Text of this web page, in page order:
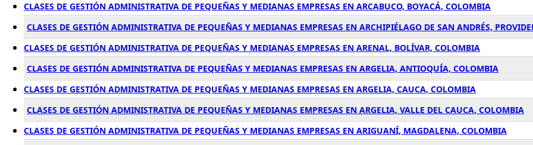
CLASES DE GESTIÓN ADMINISTRATIVA DE PEQUEÑAS Y MEDIANAS EMPRESAS EN ARCABUCO, BOYACÁ, COLOMBIA
CLASES DE GESTIÓN ADMINISTRATIVA DE PEQUEÑAS Y MEDIANAS EMPRESAS EN ARCHIPIÉLAGO DE SAN ANDRÉS,
CLASES DE GESTIÓN ADMINISTRATIVA DE PEQUEÑAS Y MEDIANAS EMPRESAS EN ARENAL, BOLÍVAR, COLOMBIA
CLASES DE GESTIÓN ADMINISTRATIVA DE PEQUEÑAS Y MEDIANAS EMPRESAS EN ARGELIA, ANTIOQUÍA, COLOMBIA
CLASES DE GESTIÓN ADMINISTRATIVA DE PEQUEÑAS Y MEDIANAS EMPRESAS EN ARGELIA, CAUCA, COLOMBIA
CLASES DE GESTIÓN ADMINISTRATIVA DE PEQUEÑAS Y MEDIANAS EMPRESAS EN ARGELIA, VALLE DEL CAUCA, COLOMBIA
CLASES DE GESTIÓN ADMINISTRATIVA DE PEQUEÑAS Y MEDIANAS EMPRESAS EN ARIGUANÍ, MAGDALENA, COLOMBIA